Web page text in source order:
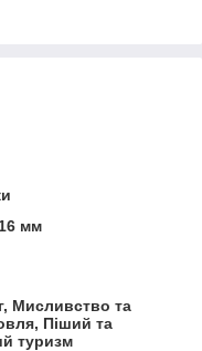
мм
Мисливство та
Піший та
туризм